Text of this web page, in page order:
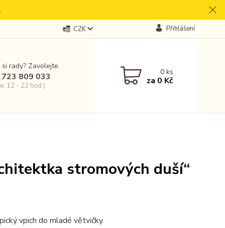
CZK Přihlášení
rady? Zavolejte.
809 033
12 - 22 hod.)
0ks
za 0 Kč
stromových duší“
vpich do mladé větvičky.